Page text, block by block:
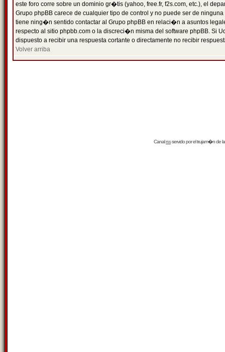
este foro corre sobre un dominio gr�tis (yahoo, free.fr, f2s.com, etc.), el
Grupo phpBB carece de cualquier tipo de control y no puede ser de
tiene ning�n sentido contactar al Grupo phpBB en relaci�n a asuntos
respecto al sitio phpbb.com o la discreci�n misma del software phpBB. Si
dispuesto a recibir una respuesta cortante o directamente no recibir
Volver arriba
Canalrssservido por eltrujam�nde